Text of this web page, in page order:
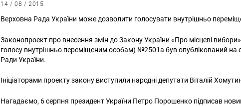
14 / 08 / 2015
Верховна Рада України може дозволити голосувати внутрішньо
Законопроект про внесення змін до Закону України «Про місцеві
голосу внутрішньо переміщеним особам) №2501а був опублікований на
Ради України.
Ініціаторами проекту закону виступили народні депутати Віталій
Нагадаємо, 6 серпня президент України Петро Порошенко підписав